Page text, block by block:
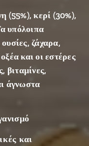
χρησιμ
οποιού
ν για να
στεγαν
οποιήσ
το
ικό της
(55%), κερί (30%),
υπόλοιπα
ζάχαρα,
και οι εστέρες
βιταμίνες,
άγνωστα
και